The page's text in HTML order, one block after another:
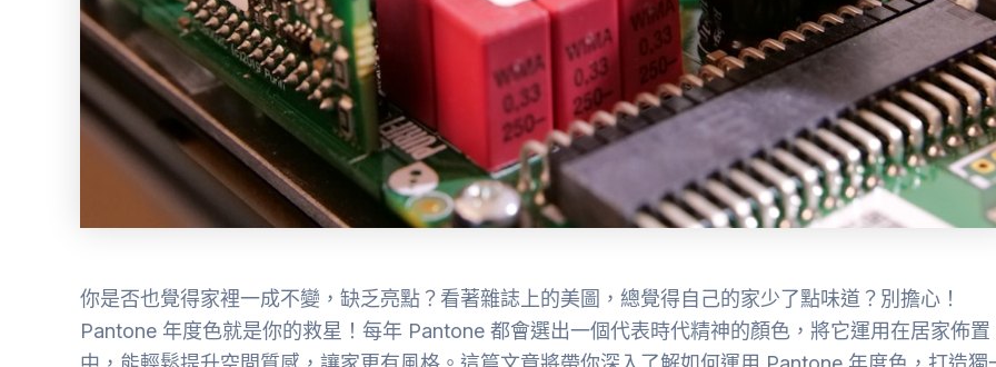
你是否也覺得家裡一成不變，缺乏亮點？看著雜誌上的美圖，總覺得自己的家少了點味道？別擔心！
Pantone 年度色就是你的救星！每年 Pantone 都會選出一個代表時代精神的顏色，將它運用在居家佈置